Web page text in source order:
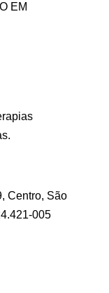
EM
Centro, São
005